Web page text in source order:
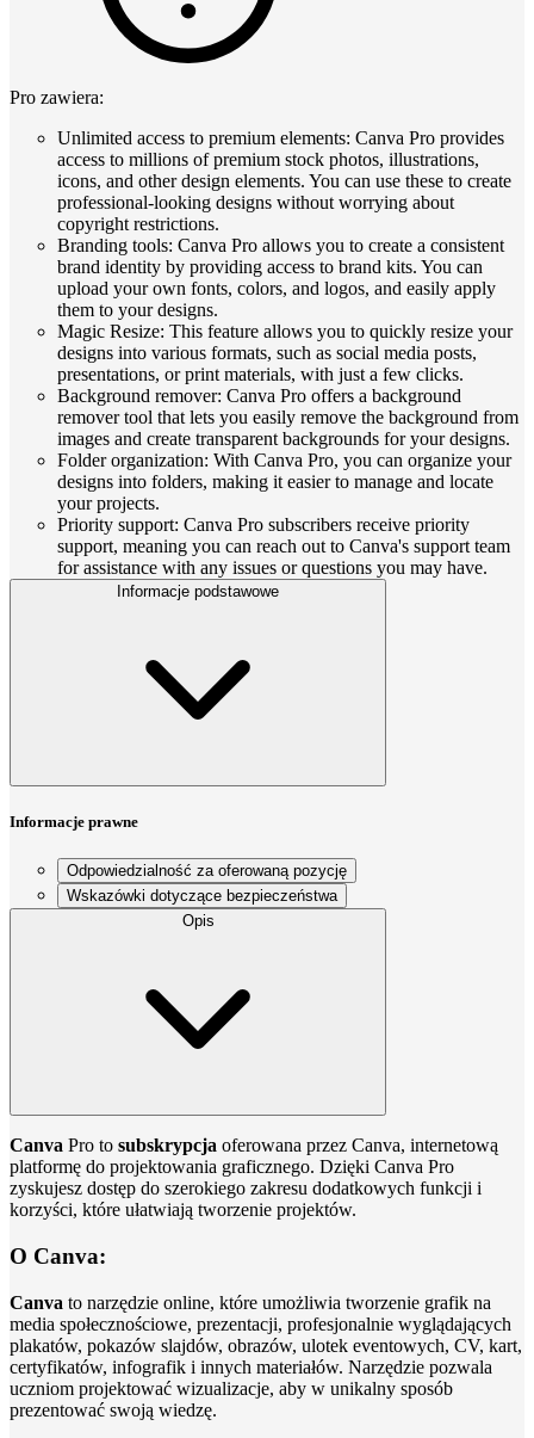
Pro zawiera:
Unlimited access to premium elements: Canva Pro provides
access to millions of premium stock photos, illustrations,
icons, and other design elements. You can use these to create
professional-looking designs without worrying about
copyright restrictions.
Branding tools: Canva Pro allows you to create a consistent
brand identity by providing access to brand kits. You can
upload your own fonts, colors, and logos, and easily apply
them to your designs.
Magic Resize: This feature allows you to quickly resize your
designs into various formats, such as social media posts,
presentations, or print materials, with just a few clicks.
Background remover: Canva Pro offers a background
remover tool that lets you easily remove the background from
images and create transparent backgrounds for your designs.
Folder organization: With Canva Pro, you can organize your
designs into folders, making it easier to manage and locate
your projects.
Priority support: Canva Pro subscribers receive priority
support, meaning you can reach out to Canva's support team
for assistance with any issues or questions you may have.
Informacje podstawowe
Informacje prawne
Odpowiedzialność za oferowaną pozycję
Wskazówki dotyczące bezpieczeństwa
Opis
Canva Pro to subskrypcja oferowana przez Canva, internetową
platformę do projektowania graficznego. Dzięki Canva Pro
zyskujesz dostęp do szerokiego zakresu dodatkowych funkcji i
korzyści, które ułatwiają tworzenie projektów.
O Canva:
Canva to narzędzie online, które umożliwia tworzenie grafik na
media społecznościowe, prezentacji, profesjonalnie wyglądających
plakatów, pokazów slajdów, obrazów, ulotek eventowych, CV, kart,
certyfikatów, infografik i innych materiałów. Narzędzie pozwala
uczniom projektować wizualizacje, aby w unikalny sposób
prezentować swoją wiedzę.